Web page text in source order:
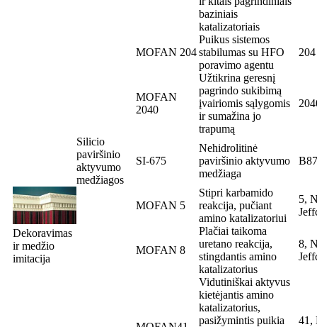
baziniais
katalizatoriais
MOFAN 204
Puikus sistemos
stabilumas su HFO
poravimo agentu
204
MOFAN
2040
Užtikrina geresnį
pagrindo sukibimą
įvairiomis sąlygomis
ir sumažina jo
trapumą
Silicio
paviršinio
aktyvumo
medžiagos
SI-675
Nehidrolitinė
paviršinio aktyvumo
medžiaga
Dekoravimas
ir medžio
imitacija
MOFAN 5
Stipri karbamido
reakcija, pučiant
amino katalizatoriui
5,
MOFAN 8
Plačiai taikoma
uretano reakcija,
stingdantis amino
katalizatorius
8,
Vidutiniškai aktyvus
kietėjantis amino
katalizatorius,
pasižymintis puikia
41,